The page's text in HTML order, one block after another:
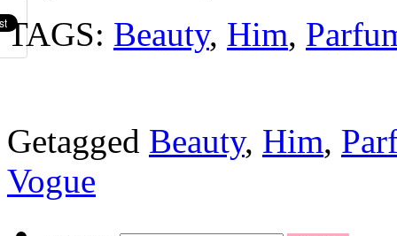
TAGS: Beauty, Him,
Getagged Beauty, Him,
Vogue